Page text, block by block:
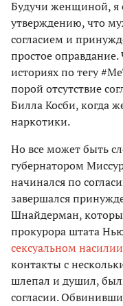
Будучи женщиной, я
утверждению, что
согласием и
простое
историях по тегу
порой отсутствие
Билла Косби, когда
наркотики.
Но все может быть
губернатором
начинался по
завершался
Шнайдерман,
прокурора штата
сексуальном
контакты с
шлепал и душил,
согласии.